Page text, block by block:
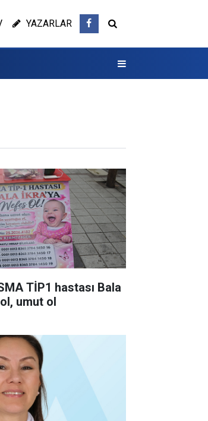
YAZARLAR
TİP1 hastası Bala
umut ol